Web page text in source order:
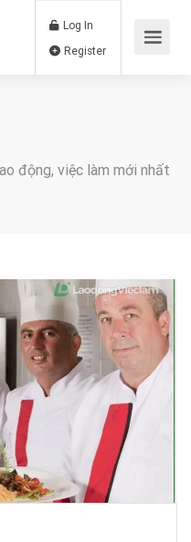
Log In
động, việc làm mới nhất